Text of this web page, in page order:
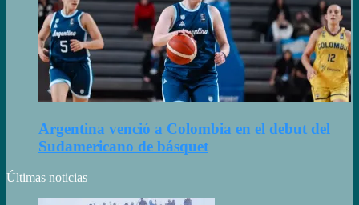
Argentina venció a Colombia en el debut del
Sudamericano de básquet
Últimas noticias